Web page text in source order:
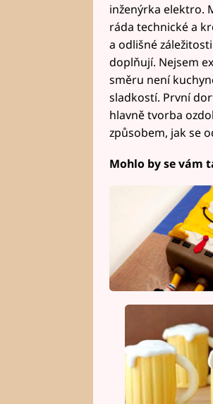
inženýrka elektro.
ráda technické a
a odlišné
doplňují. Nejsem
směru není
sladkostí. První
hlavně tvorba
způsobem, jak se
Mohlo by se vám